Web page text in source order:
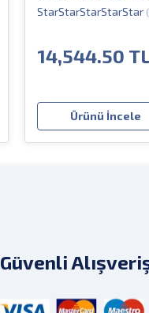
Kamış
14,544.50
Ürünü İncele
Güvenli